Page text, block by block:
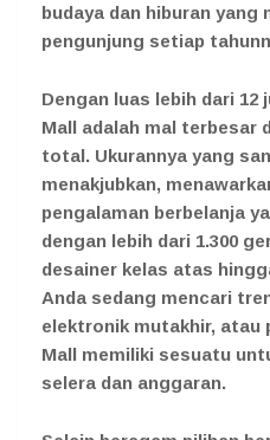
budaya dan hiburan yang
pengunjung setiap
Dengan luas lebih dari 12
Mall adalah mal terbesar
total. Ukurannya yang
menakjubkan,
pengalaman berbelanja
dengan lebih dari 1.300
desainer kelas atas
Anda sedang mencari
elektronik mutakhir, atau
Mall memiliki sesuatu
selera dan anggaran.